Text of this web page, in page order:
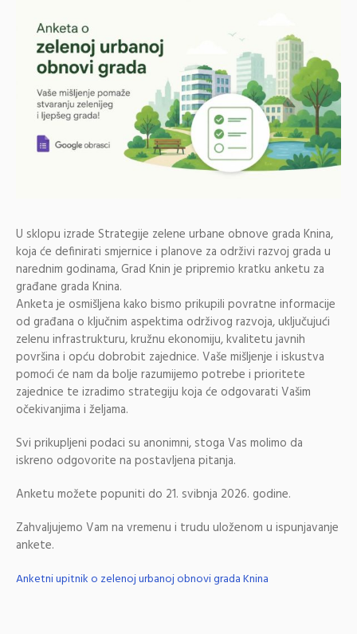
U sklopu izrade Strategije zelene urbane obnove grada Knina,
koja će definirati smjernice i planove za održivi razvoj grada u
narednim godinama, Grad Knin je pripremio kratku anketu za
građane grada Knina.
Anketa je osmišljena kako bismo prikupili povratne informacije
od građana o ključnim aspektima održivog razvoja, uključujući
zelenu infrastrukturu, kružnu ekonomiju, kvalitetu javnih
površina i opću dobrobit zajednice. Vaše mišljenje i iskustva
pomoći će nam da bolje razumijemo potrebe i prioritete
zajednice te izradimo strategiju koja će odgovarati Vašim
očekivanjima i željama.
Svi prikupljeni podaci su anonimni, stoga Vas molimo da
iskreno odgovorite na postavljena pitanja.
Anketu možete popuniti do 21. svibnja 2026. godine.
Zahvaljujemo Vam na vremenu i trudu uloženom u ispunjavanje
ankete.
Anketni upitnik o zelenoj urbanoj obnovi grada Knina